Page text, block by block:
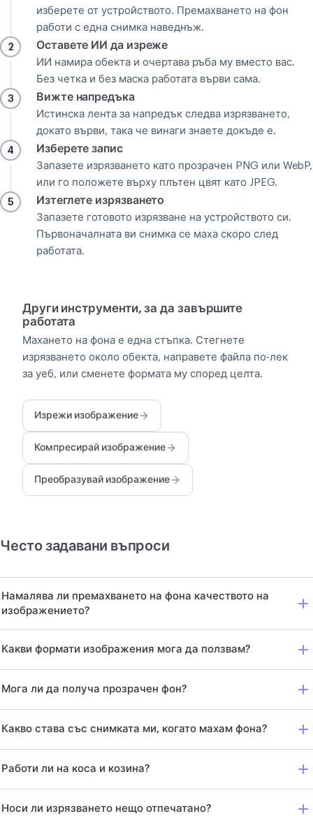
изберете от устройството. Премахването на фон
работи с една снимка наведнъж.
2 Оставете ИИ да изреже
ИИ намира обекта и очертава ръба му вместо вас.
Без четка и без маска работата върви сама.
3 Вижте напредъка
Истинска лента за напредък следва изрязването,
докато върви, така че винаги знаете докъде е.
4 Изберете запис
Запазете изрязването като прозрачен PNG или WebP,
или го положете върху плътен цвят като JPEG.
5 Изтеглете изрязването
Запазете готовото изрязване на устройството си.
Първоначалната ви снимка се маха скоро след
работата.
Други инструменти, за да завършите
работата
Махането на фона е една стъпка. Стегнете
изрязването около обекта, направете файла по-лек
за уеб, или сменете формата му според целта.
Изрежи изображение
Компресирай изображение
Преобразувай изображение
Често задавани въпроси
Намалява ли премахването на фона качеството на
изображението?
Какви формати изображения мога да ползвам?
Мога ли да получа прозрачен фон?
Какво става със снимката ми, когато махам фона?
Работи ли на коса и козина?
Носи ли изрязването нещо отпечатано?